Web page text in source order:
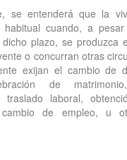
se entenderá que la
habitual cuando, a
plazo, se produzca
o concurran otras
exijan el cambio de
de
traslado laboral,
de empleo, u